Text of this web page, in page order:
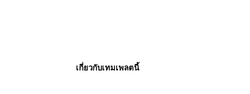
เกี่ยวกับเทมเพลตนี้